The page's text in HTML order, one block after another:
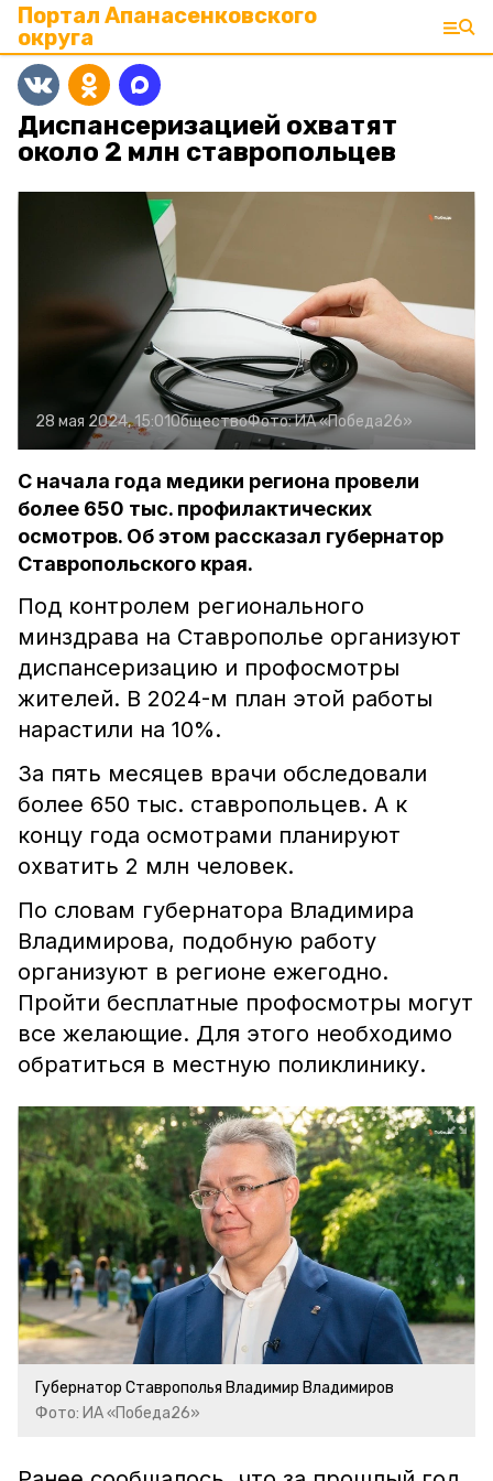
Портал Апанасенковского
округа
Диспансеризацией охватят
около 2 млн ставропольцев
28 мая 2024, 15:01ОбществоФото:ИА «Победа26»
С начала года медики региона провели
более 650 тыс. профилактических
осмотров. Об этом рассказал губернатор
Ставропольского края.
Под контролем регионального
минздрава на Ставрополье организуют
диспансеризацию и профосмотры
жителей. В 2024-м план этой работы
нарастили на 10%.
За пять месяцев врачи обследовали
более 650 тыс. ставропольцев. А к
концу года осмотрами планируют
охватить 2 млн человек.
По словам губернатора Владимира
Владимирова, подобную работу
организуют в регионе ежегодно.
Пройти бесплатные профосмотры могут
все желающие. Для этого необходимо
обратиться в местную поликлинику.
Губернатор Ставрополья Владимир Владимиров
Фото: ИА «Победа26»